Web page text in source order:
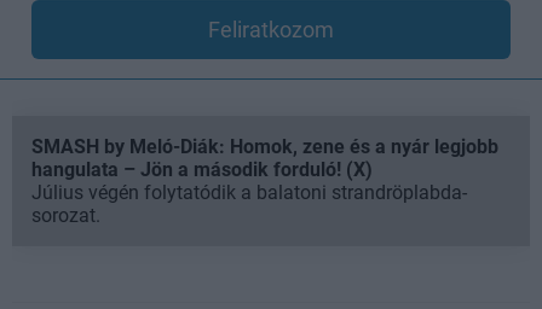
Feliratkozom
SMASH by Meló-Diák: Homok, zene és a nyár legjobb
hangulata – Jön a második forduló! (X)
Július végén folytatódik a balatoni strandröplabda-
sorozat.